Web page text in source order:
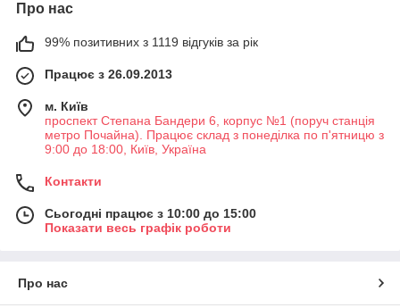
Про нас
99% позитивних з 1119 відгуків за рік
Працює з 26.09.2013
м. Київ
проспект Степана Бандери 6, корпус №1 (поруч станція
метро Почайна). Працює склад з понеділка по п'ятницю з
9:00 до 18:00, Київ, Україна
Контакти
Сьогодні працює з 10:00 до 15:00
Показати весь графік роботи
Про нас